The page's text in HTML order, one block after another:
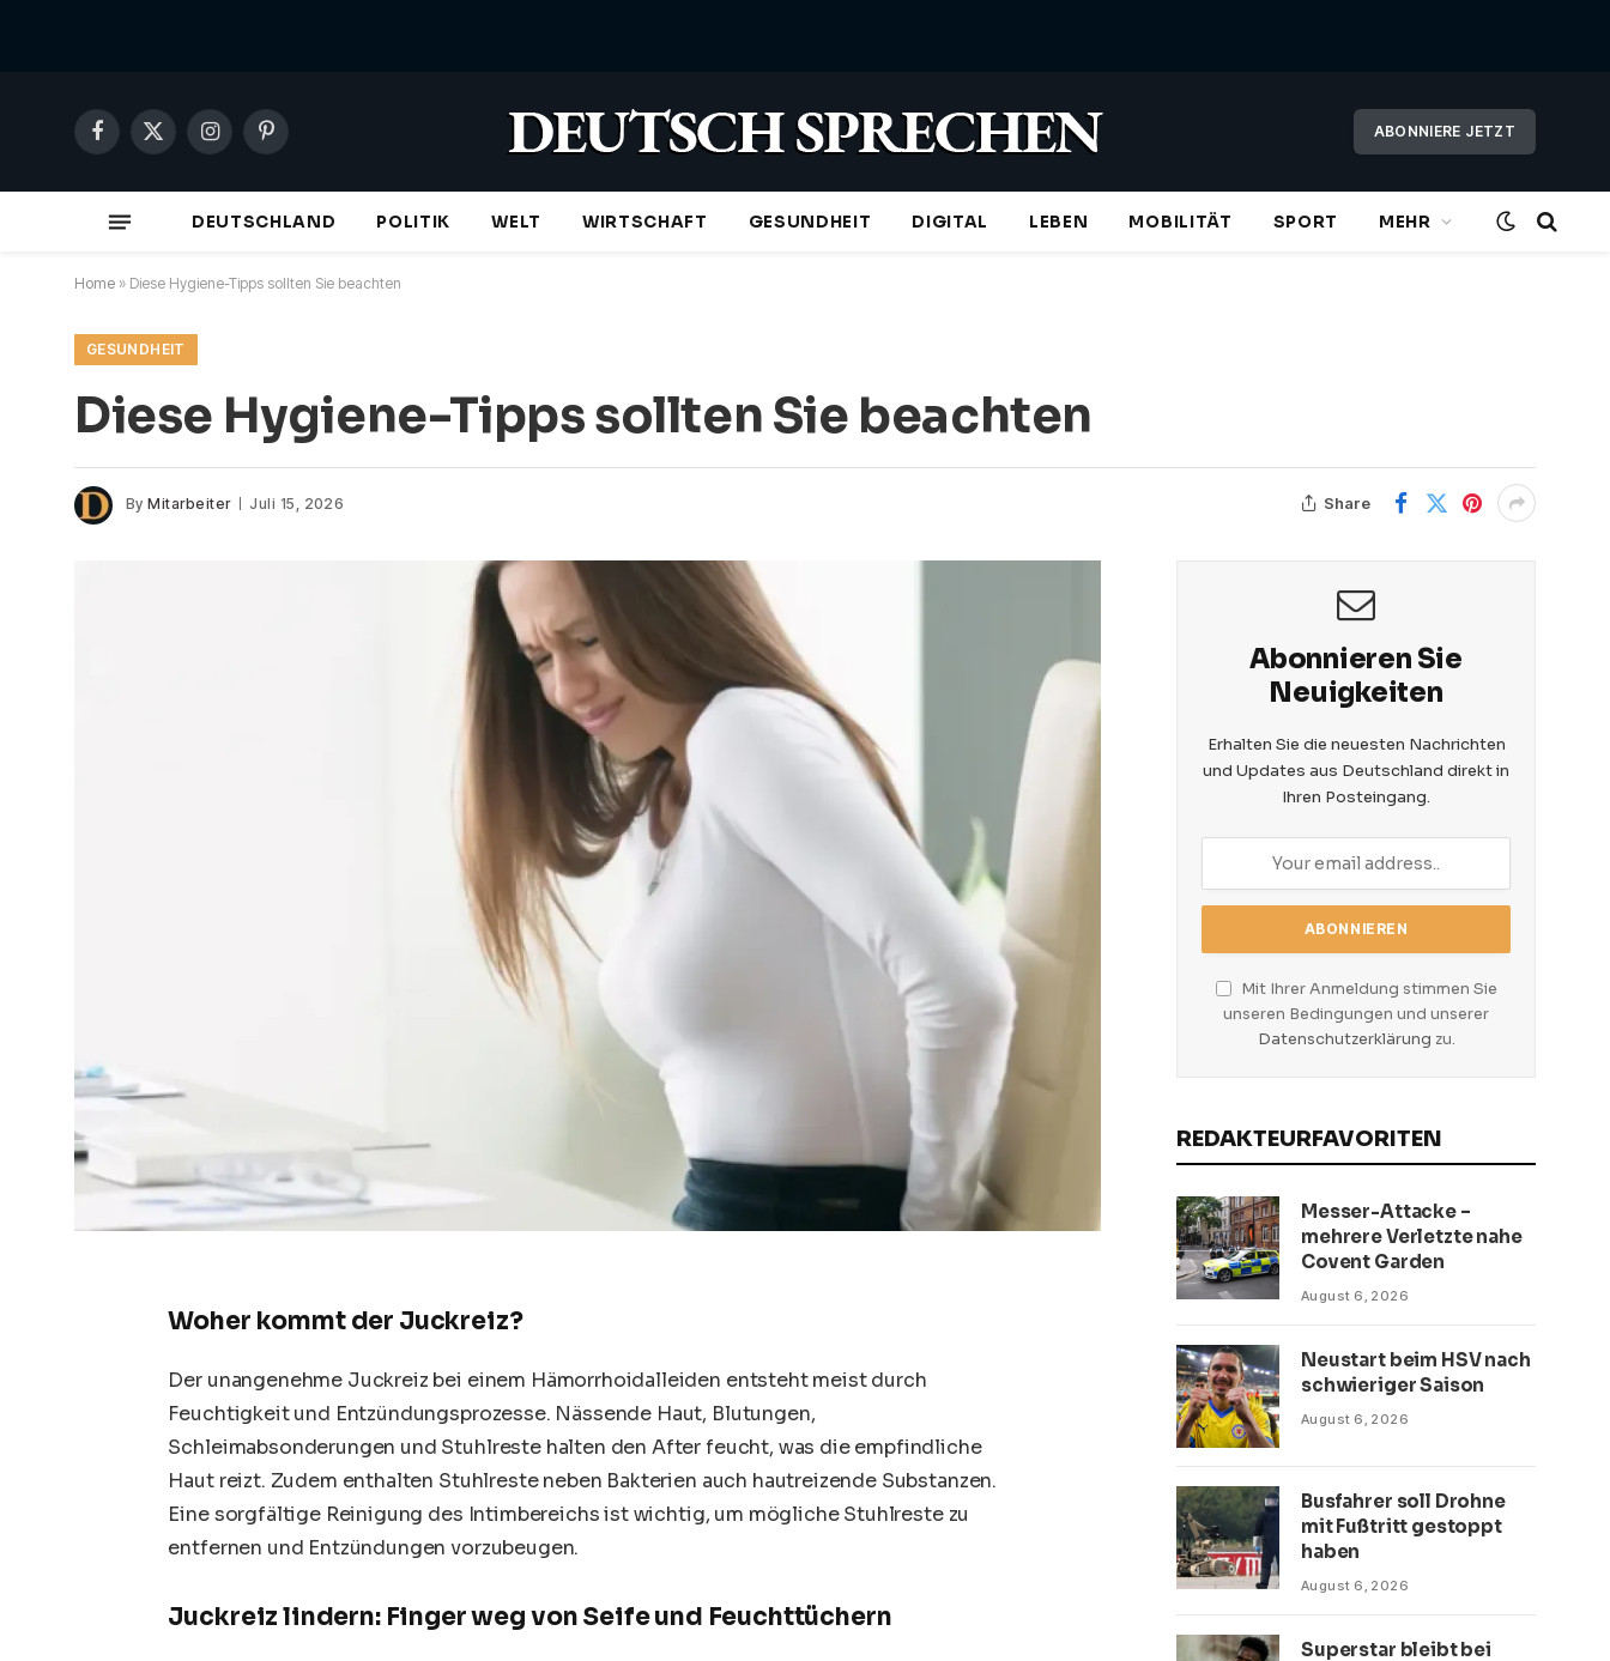
Facebook
X
InstagramPinterest ABONNIERE JETZT
DEUTSCHLAND POLITIK WELT WIRTSCHAFT GESUNDHEIT DIGITAL LEBEN MOBILITÄT SPORT MEHR
Home » Diese Hygiene-Tipps sollten Sie beachten
GESUNDHEIT
Diese Hygiene-Tipps sollten Sie beachten
By Mitarbeiter Juli 15, 2026 Share
Woher kommt der Juckreiz?
Der unangenehme Juckreiz bei einem Hämorrhoidalleiden entsteht meist durch
Feuchtigkeit und Entzündungsprozesse. Nässende Haut, Blutungen,
Schleimabsonderungen und Stuhlreste halten den After feucht, was die empfindliche
Haut reizt. Zudem enthalten Stuhlreste neben Bakterien auch hautreizende Substanzen.
Eine sorgfältige Reinigung des Intimbereichs ist wichtig, um mögliche Stuhlreste zu
entfernen und Entzündungen vorzubeugen.
Juckreiz lindern: Finger weg von Seife und Feuchttüchern
Abonnieren Sie
Neuigkeiten
Erhalten Sie die neuesten Nachrichten
und Updates aus Deutschland direkt in
Ihren Posteingang.
Mit Ihrer Anmeldung stimmen Sie
unseren Bedingungen und unserer
Datenschutzerklärung zu.
REDAKTEURFAVORITEN
Messer-Attacke –
mehrere Verletzte nahe
Covent Garden
August 6, 2026
Neustart beim HSV nach
schwieriger Saison
August 6, 2026
Busfahrer soll Drohne
mit Fußtritt gestoppt
haben
August 6, 2026
Superstar bleibt bei